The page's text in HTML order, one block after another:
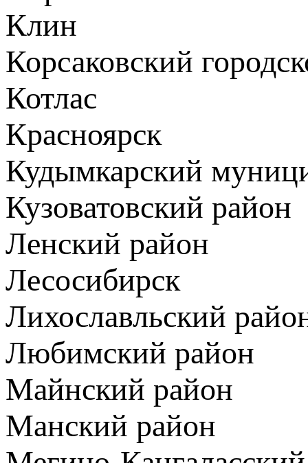
Клин
Корсаковский
Котлас
Красноярск
Кудымкарский
Кузоватовский район
Ленский район
Лесосибирск
Лихославльский
Любимский район
Майнский район
Манский район